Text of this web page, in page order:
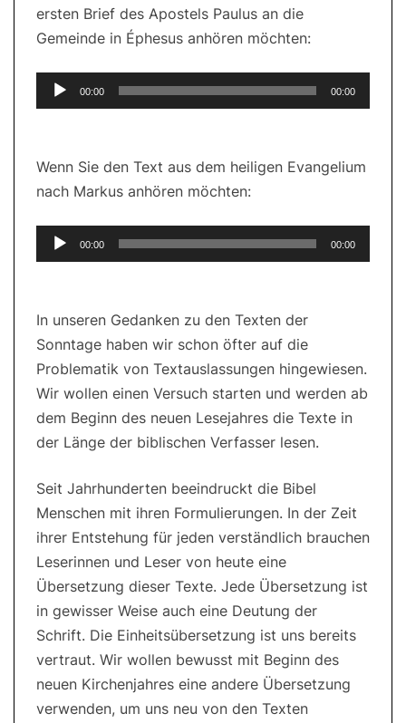
ersten Brief des Apostels Paulus an die
Gemeinde in Éphesus anhören möchten:
Audio-
Player
00:00 00:00
Wenn Sie den Text aus dem heiligen Evangelium
nach Markus anhören möchten:
Audio-
Player
00:00 00:00
In unseren Gedanken zu den Texten der
Sonntage haben wir schon öfter auf die
Problematik von Textauslassungen hingewiesen.
Wir wollen einen Versuch starten und werden ab
dem Beginn des neuen Lesejahres die Texte in
der Länge der biblischen Verfasser lesen.
Seit Jahrhunderten beeindruckt die Bibel
Menschen mit ihren Formulierungen. In der Zeit
ihrer Entstehung für jeden verständlich brauchen
Leserinnen und Leser von heute eine
Übersetzung dieser Texte. Jede Übersetzung ist
in gewisser Weise auch eine Deutung der
Schrift. Die Einheitsübersetzung ist uns bereits
vertraut. Wir wollen bewusst mit Beginn des
neuen Kirchenjahres eine andere Übersetzung
verwenden, um uns neu von den Texten